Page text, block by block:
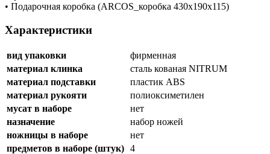
• Подарочная коробка (ARCOS_коробка 430х190х115)
Характеристики
вид упаковки
фирменная
материал клинка
сталь кованая NITRUM
материал подставки
пластик ABS
материал рукояти
полиоксиметилен
мусат в наборе
нет
назначение
набор ножей
ножницы в наборе
нет
предметов в наборе (штук) 4